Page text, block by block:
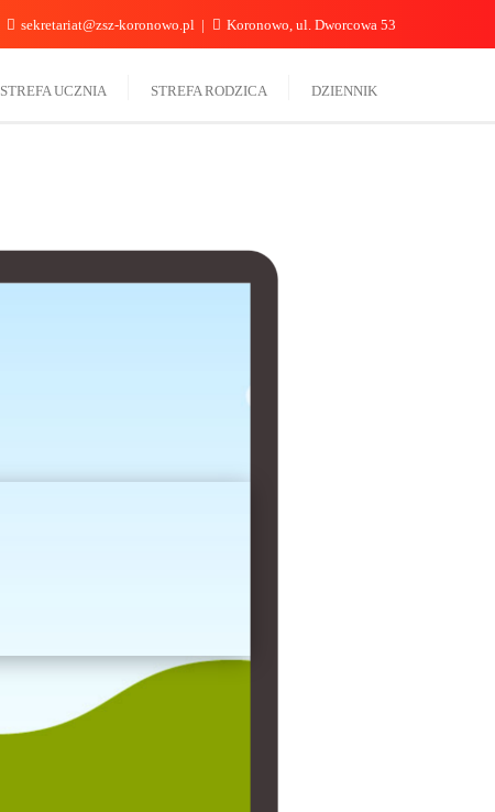
sekretariat@zsz-koronowo.pl Koronowo, ul. Dworcowa 53
STREFA UCZNIA STREFA RODZICA DZIENNIK